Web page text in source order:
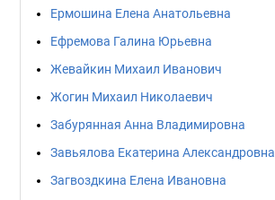
Ермошина Елена Анатольевна
Ефремова Галина Юрьевна
Жевайкин Михаил Иванович
Жогин Михаил Николаевич
Забурянная Анна Владимировна
Завьялова Екатерина Александровна
Загвоздкина Елена Ивановна